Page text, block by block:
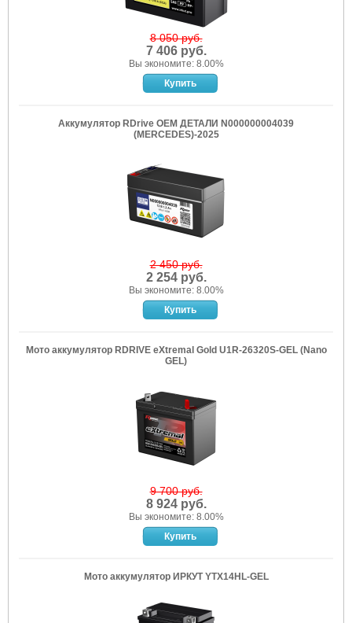
8 050 руб.
7 406 руб.
Вы экономите: 8.00%
Аккумулятор RDrive OEM ДЕТАЛИ N000000004039
(MERCEDES)-2025
2 450 руб.
2 254 руб.
Вы экономите: 8.00%
Мото аккумулятор RDRIVE eXtremal Gold U1R-26320S-GEL (Nano
GEL)
9 700 руб.
8 924 руб.
Вы экономите: 8.00%
Мото аккумулятор ИРКУТ YTX14HL-GEL